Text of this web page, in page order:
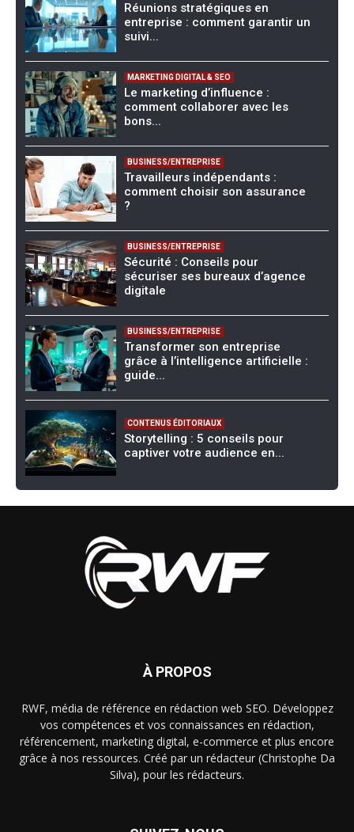
Réunions stratégiques en
entreprise : comment garantir un
suivi...
MARKETING DIGITAL & SEO
Le marketing d’influence :
comment collaborer avec les
bons...
BUSINESS/ENTREPRISE
Travailleurs indépendants :
comment choisir son assurance
?
BUSINESS/ENTREPRISE
Sécurité : Conseils pour
sécuriser ses bureaux d’agence
digitale
BUSINESS/ENTREPRISE
Transformer son entreprise
grâce à l’intelligence artificielle :
guide...
CONTENUS ÉDITORIAUX
Storytelling : 5 conseils pour
captiver votre audience en...
À PROPOS
RWF, média de référence en rédaction web SEO. Développez
vos compétences et vos connaissances en rédaction,
référencement, marketing digital, e-commerce et plus encore
grâce à nos ressources. Créé par un rédacteur (Christophe Da
Silva), pour les rédacteurs.